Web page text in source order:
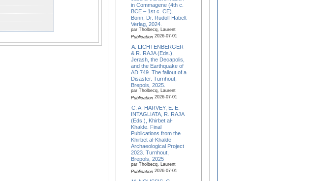
in Commagene (4th c.
BCE – 1st c. CE).
Bonn, Dr. Rudolf Habelt
Verlag, 2024.
par Tholbecq, Laurent
Publication2026-07-01
A. LICHTENBERGER
& R. RAJA (Eds.),
Jerash, the Decapolis,
and the Earthquake of
AD 749. The fallout of a
Disaster. Turnhout,
Brepols, 2025.
par Tholbecq, Laurent
Publication2026-07-01
C. A. HARVEY, E. E.
INTAGLIATA, R. RAJA
(Eds.), Khirbet al-
Khalde. Final
Publications from the
Khirbet al-Khalde
Archaeological Project
2023. Turnhout,
Brepols, 2025
par Tholbecq, Laurent
Publication2026-07-01